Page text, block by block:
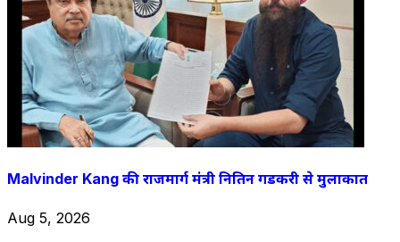
Malvinder Kang की राजमार्ग मंत्री नितिन गडकरी से मुलाकात
Aug 5, 2026